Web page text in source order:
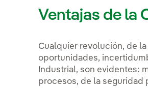
Ventajas de la
Cualquier revolución, de
oportunidades,
Industrial, son evidentes:
procesos, de la seguridad